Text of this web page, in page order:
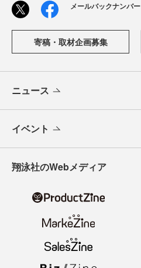
メールバックナンバー
寄稿・取材企画募集
ニュース
イベント
翔泳社のWebメディア